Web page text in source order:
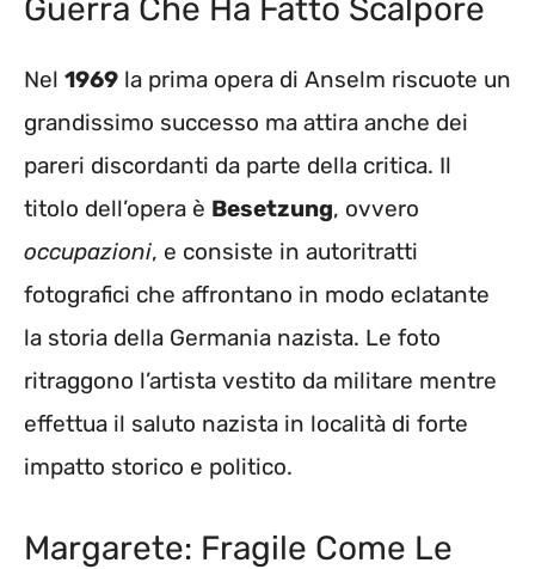
Guerra Che Ha Fatto Scalpore
Nel 1969 la prima opera di Anselm riscuote un
grandissimo successo ma attira anche dei
pareri discordanti da parte della critica. Il
titolo dell’opera è Besetzung, ovvero
occupazioni, e consiste in autoritratti
fotografici che affrontano in modo eclatante
la storia della Germania nazista. Le foto
ritraggono l’artista vestito da militare mentre
effettua il saluto nazista in località di forte
impatto storico e politico.
Margarete: Fragile Come Le